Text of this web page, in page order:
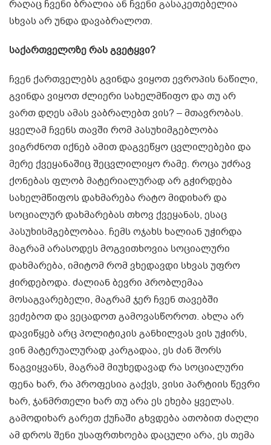
რაღაც ჩვენი ბრალია ან ჩვენი გასაკეთებელია
სხვას არ უნდა დავაბრალოთ.
საქართველოზე რას გვეტყვი?
ჩვენ ქართველებს გვინდა ვიყოთ ევროპის ნაწილი,
გვინდა ვიყოთ ძლიერი სახელმწიფო და თუ არ
ვართ დღეს ამას ვაბრალებთ ვის? – მთავრობას.
ყველამ ჩვენს თავში რომ პასუხიმგებლობა
ვიგრძნოთ იქნებ ამით დაგვეწყო ცვლილებები და
მერე ქვეყანაშიც შეცვლილიყო რამე. როცა უძრავ
ქონებას ფლობ მატერიალურად არ გჭირდება
სახელმწიფოს დახმარება რატო მიდიხარ და
სოციალურ დახმარებას თხოვ ქვეყანას, ესაც
პასუხისმგებლობაა. ჩემს ოჯახს ხალიან უჭირდა
მაგრამ არასოდეს მოგვითხოვია სოციალური
დახმარება, იმიტომ რომ ვხედავდი სხვას უფრო
ჭირდებოდა. ძალიან ბევრი პრობლემაა
მოსაგვარებელი, მაგრამ ჯერ ჩვენ თავებში
ვეძებოთ და ვეცადოთ გამოვასწოროთ. ახლა არ
დავიწყებ არც პოლიტიკის განხილვას ვის უჭირს,
ვინ მატერუალურად კარგადაა, ეს ძან შორს
წაგვიყვანს, მაგრამ მიუხედავად რა სოციალური
ფენა ხარ, რა პროფესია გაქვს, ვისი პარტიის წევრი
ხარ, ჯანმრთელი ხარ თუ არა ეს ეხება ყველას.
გამოდიხარ გარეთ ქუჩაში გხვდება ათობით ძაღლი
ამ დროს შენი უსაფრთხოება დაცული არა, ეს თემა